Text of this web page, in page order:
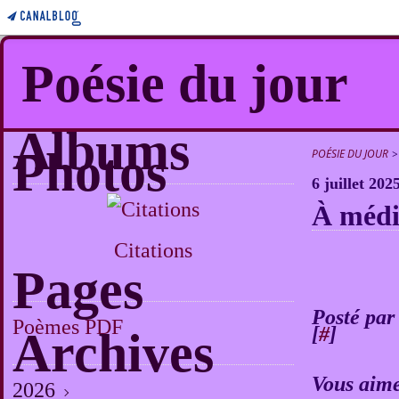
Poésie du jour
Albums
Photos
Citations
Pages
Poèmes PDF
Archives
2026
POÉSIE DU JOUR >
6 juillet
À
Posté
[#]
Vous